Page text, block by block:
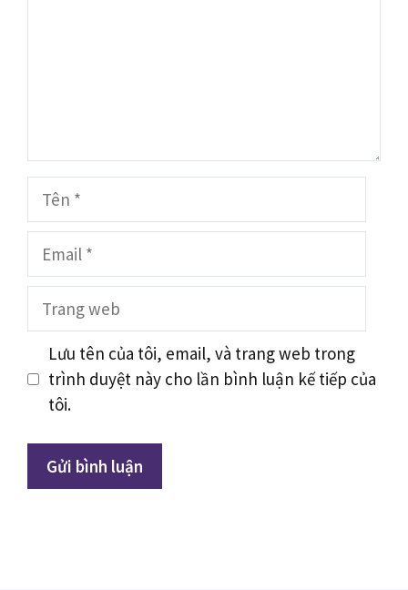
Tên
Email
Trang
Lưu tên của tôi, email, và trang web trong
trình duyệt này cho lần bình luận kế tiếp của
tôi.